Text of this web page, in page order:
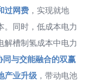
过网费 ，实现就地
。同时，低成本电力
解槽制氢成本中电力
同与交能融合的双赢
产业升级 ，带动电池